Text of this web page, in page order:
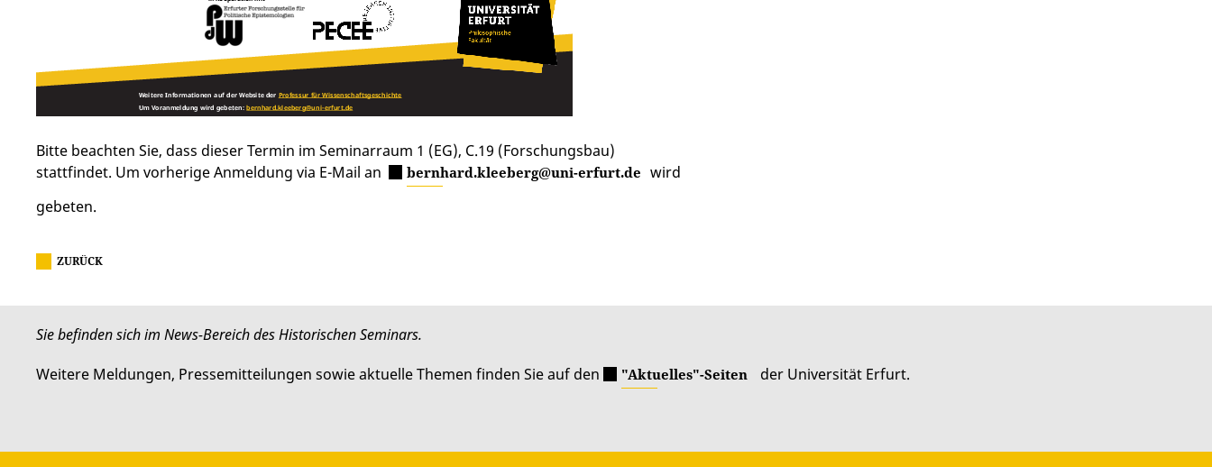
Bitte beachten Sie, dass dieser Termin im Seminarraum 1 (EG), C.19 (Forschungsbau)
stattfindet. Um vorherige Anmeldung via E-Mail an bernhard.kleeberg@uni-erfurt.de wird
gebeten.
ZURÜCK
Sie befinden sich im News-Bereich des Historischen Seminars.
Weitere Meldungen, Pressemitteilungen sowie aktuelle Themen finden Sie auf den
"Aktuelles"-Seiten der Universität Erfurt.